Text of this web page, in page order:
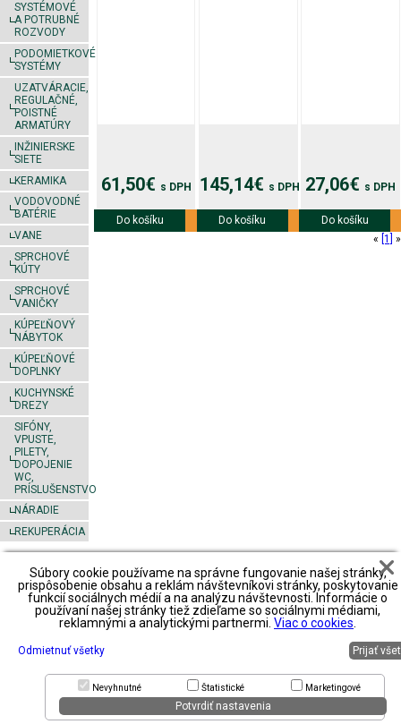
SYSTÉMOVÉ
A POTRUBNÉ
ROZVODY
PODOMIETKOVÉ
SYSTÉMY
UZATVÁRACIE,
REGULAČNÉ,
POISTNÉ
ARMATÚRY
INŽINIERSKE
SIETE
KERAMIKA
VODOVODNÉ
BATÉRIE
VANE
SPRCHOVÉ
KÚTY
SPRCHOVÉ
VANIČKY
KÚPEĽŇOVÝ
NÁBYTOK
KÚPEĽŇOVÉ
DOPLNKY
KUCHYNSKÉ
DREZY
SIFÓNY,
VPUSTE,
PILETY,
DOPOJENIE
WC,
PRÍSLUŠENSTVO
NÁRADIE
REKUPERÁCIA
61,50€ s DPH
Viac info
Do košíku
145,14€ s DPH
Viac info
Do košíku
27,06€ s DPH
Viac info
Do košíku
« [1] »
Footer
predajné
miesta
dopravy
zoznam
Obchodné
podmienky
spôsob platby
spôsob
dopravy
reklamácie
partnerov
Obchodné
podmienky2
spôsob platby
spôsob
partnerov
Obchodné
podmienky3
spôsob platby
spôsob
prenájom
© 2015
Súbory cookie používame na správne fungovanie našej stránky,
prispôsobenie obsahu a reklám návštevníkovi stránky, poskytovanie
funkcií sociálnych médií a na analýzu návštevnosti. Informácie o
používaní našej stránky tiež zdieľame so sociálnymi médiami,
reklamnými a analytickými partnermi. Viac o cookies
Odmietnuť všetky Prijať
Nevyhnutné Štatistické Marketingové
Potvrdiť nastavenia